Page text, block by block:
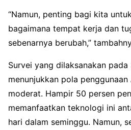
“Namun, penting bagi kita
bagaimana tempat kerja dan
sebenarnya berubah,”
Survei yang dilaksanakan
menunjukkan pola
moderat. Hampir 50 persen
memanfaatkan teknologi ini
hari dalam seminggu. Namun,